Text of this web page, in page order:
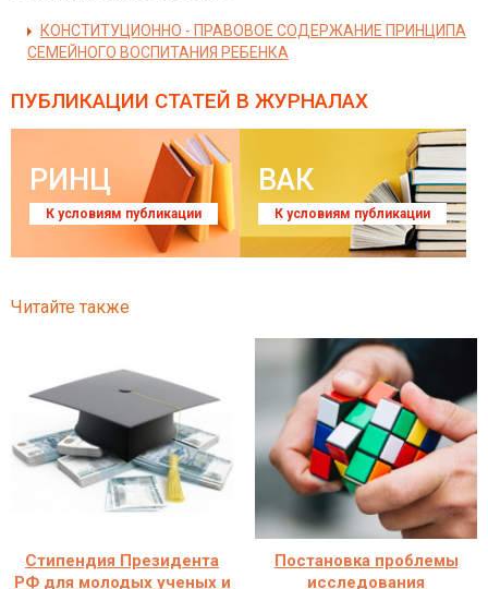
КОНСТИТУЦИОННО - ПРАВОВОЕ СОДЕРЖАНИЕ ПРИНЦИПА
СЕМЕЙНОГО ВОСПИТАНИЯ РЕБЕНКА
ПУБЛИКАЦИИ СТАТЕЙ В ЖУРНАЛАХ
РИНЦ
К условиям публикации
ВАК
К условиям публикации
Читайте также
Стипендия Президента
РФ для молодых ученых и
Постановка проблемы
исследования